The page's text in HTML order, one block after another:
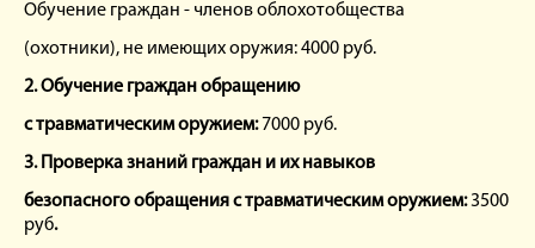
Обучение граждан - членов облохотобщества
(охотники), не имеющих оружия: 4000 руб.
2. Обучение граждан обращению
с травматическим оружием:7000 руб.
3. Проверка знаний граждан и их навыков
безопасного обращения с травматическим оружием:3500
руб.